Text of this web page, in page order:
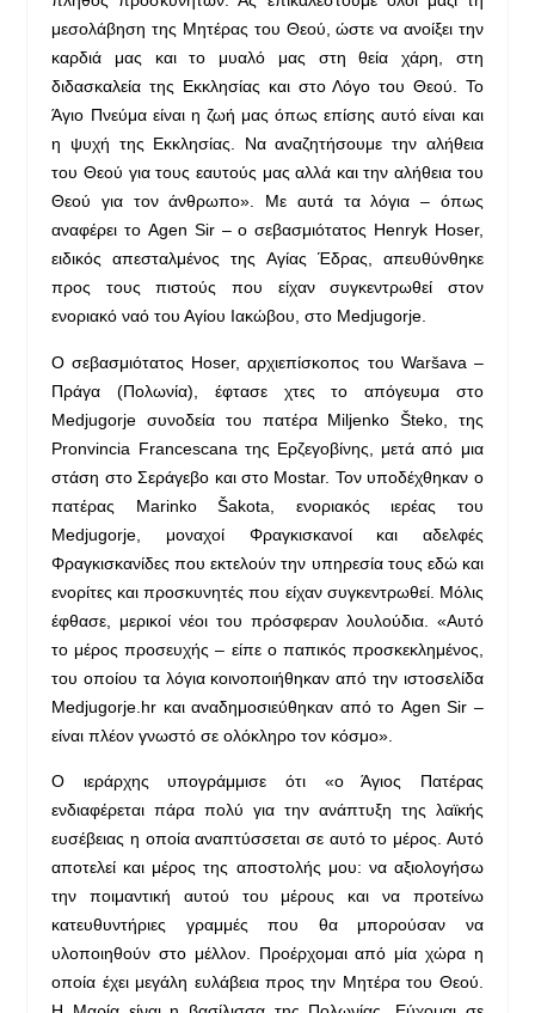
μεσολάβηση της Μητέρας του Θεού, ώστε να ανοίξει την
καρδιά μας και το μυαλό μας στη θεία χάρη, στη
διδασκαλεία της Εκκλησίας και στο Λόγο του Θεού. Το
Άγιο Πνεύμα είναι η ζωή μας όπως επίσης αυτό είναι και
η ψυχή της Εκκλησίας. Να αναζητήσουμε την αλήθεια
του Θεού για τους εαυτούς μας αλλά και την αλήθεια του
Θεού για τον άνθρωπο». Με αυτά τα λόγια – όπως
αναφέρει το Agen Sir – ο σεβασμιότατος Henryk Hoser,
ειδικός απεσταλμένος της Αγίας Έδρας, απευθύνθηκε
προς τους πιστούς που είχαν συγκεντρωθεί στον
ενοριακό ναό του Αγίου Ιακώβου, στο Medjugorje.
Ο σεβασμιότατος Hoser, αρχιεπίσκοπος του Waršava –
Πράγα (Πολωνία), έφτασε χτες το απόγευμα στο
Medjugorje συνοδεία του πατέρα Miljenko Šteko, της
Pronvincia Francescana της Ερζεγοβίνης, μετά από μια
στάση στο Σεράγεβο και στο Mostar. Τον υποδέχθηκαν ο
πατέρας Marinko Šakota, ενοριακός ιερέας του
Medjugorje, μοναχοί Φραγκισκανοί και αδελφές
Φραγκισκανίδες που εκτελούν την υπηρεσία τους εδώ και
ενορίτες και προσκυνητές που είχαν συγκεντρωθεί. Μόλις
έφθασε, μερικοί νέοι του πρόσφεραν λουλούδια. «Αυτό
το μέρος προσευχής – είπε ο παπικός προσκεκλημένος,
του οποίου τα λόγια κοινοποιήθηκαν από την ιστοσελίδα
Medjugorje.hr και αναδημοσιεύθηκαν από το Agen Sir –
είναι πλέον γνωστό σε ολόκληρο τον κόσμο».
Ο ιεράρχης υπογράμμισε ότι «ο Άγιος Πατέρας
ενδιαφέρεται πάρα πολύ για την ανάπτυξη της λαϊκής
ευσέβειας η οποία αναπτύσσεται σε αυτό το μέρος. Αυτό
αποτελεί και μέρος της αποστολής μου: να αξιολογήσω
την ποιμαντική αυτού του μέρους και να προτείνω
κατευθυντήριες γραμμές που θα μπορούσαν να
υλοποιηθούν στο μέλλον. Προέρχομαι από μία χώρα η
οποία έχει μεγάλη ευλάβεια προς την Μητέρα του Θεού.